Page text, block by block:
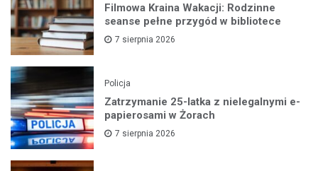
Filmowa Kraina Wakacji: Rodzinne
seanse pełne przygód w bibliotece
7 sierpnia 2026
Policja
Zatrzymanie 25-latka z nielegalnymi e-
papierosami w Żorach
7 sierpnia 2026